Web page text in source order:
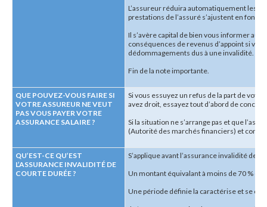
L’assureur réduira automatiquement les
prestations de l’assuré s’ajustent en
Il s’avère capital de bien vous informer
conséquences de revenus d’appoint si
dédommagements dus à une invalidité.
Fin de la note importante.
QUE POUVEZ-VOUS FAIRE SI
VOTRE ASSUREUR NE VEUT
PAS VOUS PAYER VOTRE
ASSURANCE SALAIRE ?
Si vous essuyez un refus de la part de
avez droit, essayez tout d’abord de
Si la situation ne s’arrange pas et que
(Autorité des marchés financiers) et
QU’EST-CE QU’EST
L’ASSURANCE INVALIDITÉ DE
COURTE DURÉE ?
S’applique avant l’assurance invalidité de
Un montant équivalant à moins de 70 %
Une période définie la caractérise et se